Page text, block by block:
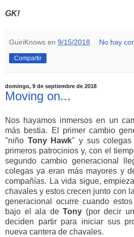
GK!
GuiriKnows en 9/15/2018 No hay
Compartir
domingo, 9 de septiembre de 2018
Moving on...
Nos hayamos inmersos en un
más bestia. El primer cambio
"niño Tony Hawk" y sus colegas
primeros patrocinios y, con el
segundo cambio generacional
colegas ya eran más mayores y
compañías. La vida sigue,
chavales y estos crecen junto con
generacional ocurre cuando
bajo el ala deTony (por decir
deciden partir para iniciar sus
nueva cantera de chavales.